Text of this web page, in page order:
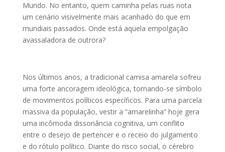
Mundo. No entanto, quem caminha pelas ruas nota
um cenário visivelmente mais acanhado do que em
mundiais passados. Onde está aquela empolgação
avassaladora de outrora?
Nos últimos anos, a tradicional camisa amarela sofreu
uma forte ancoragem ideológica, tornando-se símbolo
de movimentos políticos específicos. Para uma parcela
massiva da população, vestir a “amarelinha” hoje gera
uma incômoda dissonância cognitiva, um conflito
entre o desejo de pertencer e o receio do julgamento
e do rótulo político. Diante do risco social, o cérebro